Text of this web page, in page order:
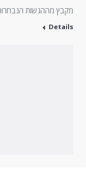
מקבץ מההגשות הנבחרות
Details